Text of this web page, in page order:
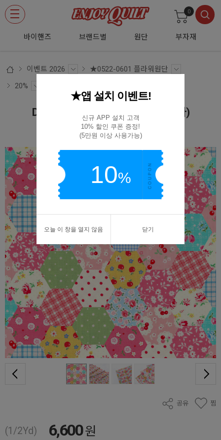
바이핸즈 브랜드별 원단 부자재
0
이벤트 2026
★0522-0601 플라워원단
20%
DTP 체리 블라썸 패치워크 (미니 헥사)
EYPD-D68
공유 찜
(1/2Yd) 6,600원
★앱 설치 이벤트!
신규 APP 설치 고객
10% 할인 쿠폰 증정!
(5만원 이상 사용가능)
10%
오늘 이 창을 열지 않음 닫기